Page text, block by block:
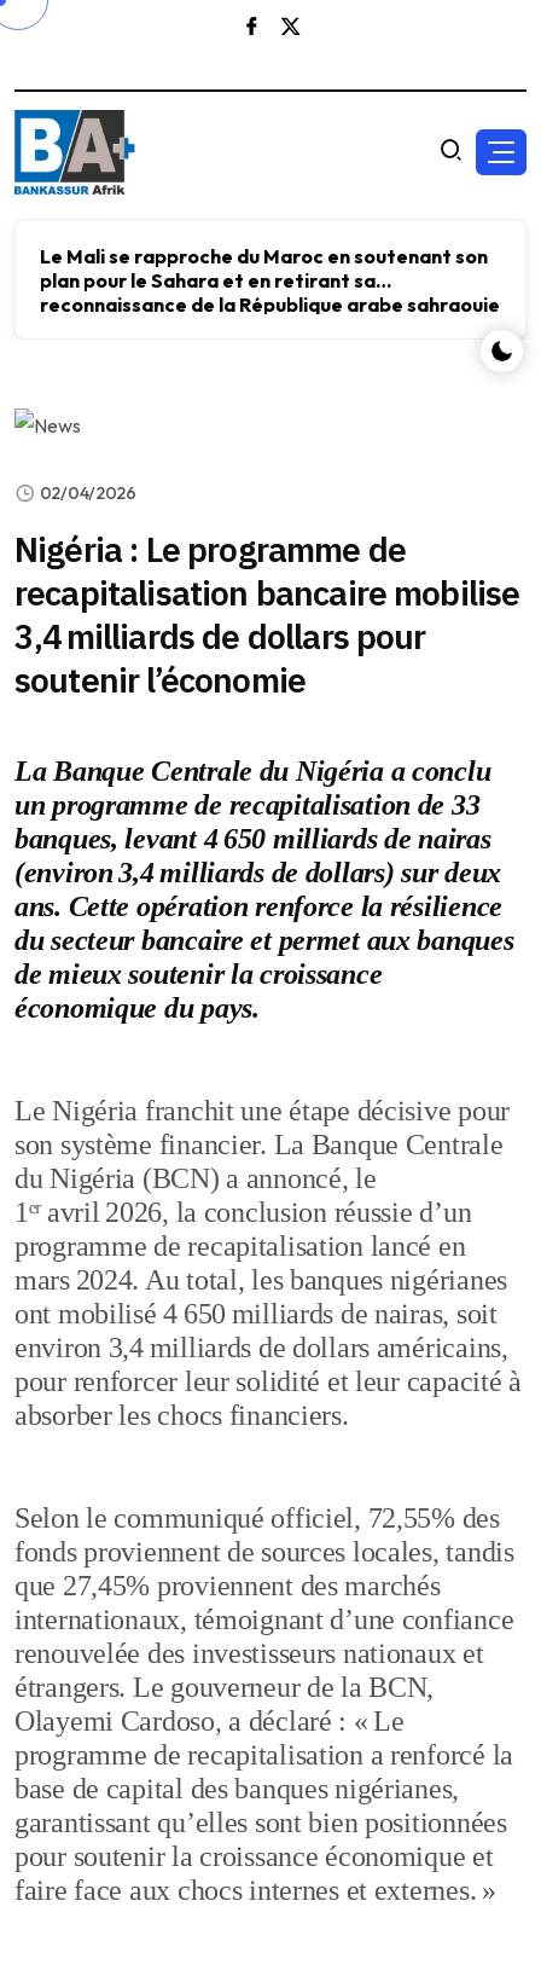
Le Mali se rapproche du Maroc en soutenant son
plan pour le Sahara et en retirant sa
reconnaissance de la République arabe sahraouie
02/04/2026
Nigéria : Le programme de
recapitalisation bancaire mobilise
3,4 milliards de dollars pour
soutenir l’économie
La Banque Centrale du Nigéria a conclu
un programme de recapitalisation de 33
banques, levant 4 650 milliards de nairas
(environ 3,4 milliards de dollars) sur deux
ans. Cette opération renforce la résilience
du secteur bancaire et permet aux banques
de mieux soutenir la croissance
économique du pays.
Le Nigéria franchit une étape décisive pour
son système financier. La Banque Centrale
du Nigéria (BCN) a annoncé, le
1ᵉʳ avril 2026, la conclusion réussie d’un
programme de recapitalisation lancé en
mars 2024. Au total, les banques nigérianes
ont mobilisé 4 650 milliards de nairas, soit
environ 3,4 milliards de dollars américains,
pour renforcer leur solidité et leur capacité à
absorber les chocs financiers.
Selon le communiqué officiel, 72,55% des
fonds proviennent de sources locales, tandis
que 27,45% proviennent des marchés
internationaux, témoignant d’une confiance
renouvelée des investisseurs nationaux et
étrangers. Le gouverneur de la BCN,
Olayemi Cardoso, a déclaré : « Le
programme de recapitalisation a renforcé la
base de capital des banques nigérianes,
garantissant qu’elles sont bien positionnées
pour soutenir la croissance économique et
faire face aux chocs internes et externes. »